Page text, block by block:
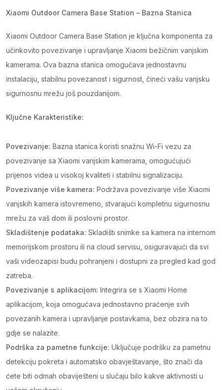
Xiaomi Outdoor Camera Base Station – Bazna Stanica
Xiaomi Outdoor Camera Base Station je ključna komponenta za
učinkovito povezivanje i upravljanje Xiaomi bežičnim vanjskim
kamerama. Ova bazna stanica omogućava jednostavnu
instalaciju, stabilnu povezanost i sigurnost, čineći vašu vanjsku
sigurnosnu mrežu još pouzdanijom.
Ključne Karakteristike:
Povezivanje: Bazna stanica koristi snažnu Wi-Fi vezu za
povezivanje sa Xiaomi vanjskim kamerama, omogućujući
prijenos videa u visokoj kvaliteti i stabilnu signalizaciju.
Povezivanje više kamera: Podržava povezivanje više Xiaomi
vanjskih kamera istovremeno, stvarajući kompletnu sigurnosnu
mrežu za vaš dom ili poslovni prostor.
Skladištenje podataka: Skladišti snimke sa kamera na internom
memorijskom prostoru ili na cloud servisu, osiguravajući da svi
vaši videozapisi budu pohranjeni i dostupni za pregled kad god
zatreba.
Povezivanje s aplikacijom: Integrira se s Xiaomi Home
aplikacijom, koja omogućava jednostavno praćenje svih
povezanih kamera i upravljanje postavkama, bez obzira na to
gdje se nalazite.
Podrška za pametne funkcije: Uključuje podršku za pametnu
detekciju pokreta i automatsko obavještavanje, što znači da
ćete biti odmah obaviješteni u slučaju bilo kakve aktivnosti u